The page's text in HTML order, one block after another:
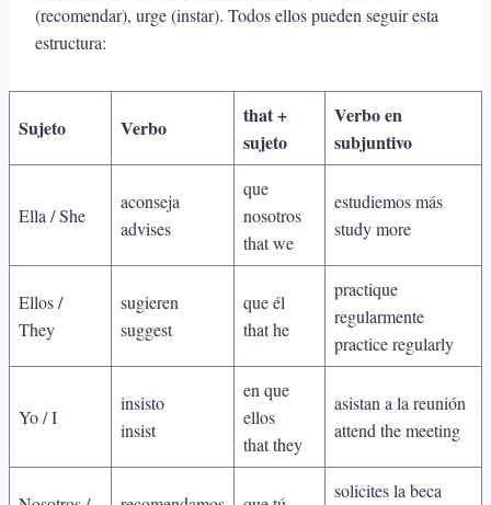
(recomendar), urge (instar). Todos ellos pueden seguir esta
estructura:
Sujeto Verbo
that +
sujeto
Verbo en
subjuntivo
Ella / She
aconseja
advises
que
nosotros
that we
estudiemos más
study more
Ellos /
They
sugieren
suggest
que él
that he
practique
regularmente
practice regularly
Yo / I
insisto
insist
en que
ellos
that they
asistan a la reunión
attend the meeting
solicites la beca